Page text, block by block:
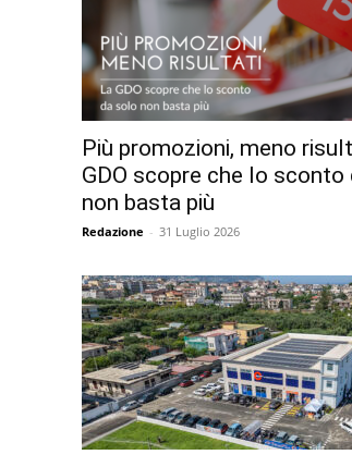
Più promozioni, meno
GDO scopre che lo sconto
non basta più
Redazione - 31 Luglio 2026